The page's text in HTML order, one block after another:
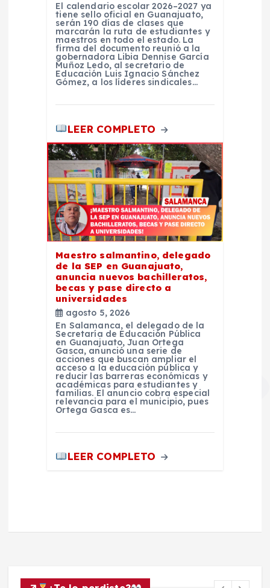
El calendario escolar 2026–2027 ya
tiene sello oficial en Guanajuato,
serán 190 días de clases que
marcarán la ruta de estudiantes y
maestros en todo el estado. La
firma del documento reunió a la
gobernadora Libia Dennise García
Muñoz Ledo, al secretario de
Educación Luis Ignacio Sánchez
Gómez, a los líderes sindicales…
LEER COMPLETO
Maestro salmantino, delegado
de la SEP en Guanajuato,
anuncia nuevos bachilleratos,
becas y pase directo a
universidades
agosto 5, 2026
En Salamanca, el delegado de la
Secretaría de Educación Pública
en Guanajuato, Juan Ortega
Gasca, anunció una serie de
acciones que buscan ampliar el
acceso a la educación pública y
reducir las barreras económicas y
académicas para estudiantes y
familias. El anuncio cobra especial
relevancia para el municipio, pues
Ortega Gasca es…
LEER COMPLETO